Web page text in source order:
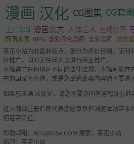
漫画 汉化 CG图集 CG套图
工口CG 漫画杂志 人体艺术 在线套图
韩国美图 RPG 全彩汉化漫画 全彩漫画 女优
茶花小站为非盈利站点，部分为原价经销，无利
行推广。同时无任何人员进行商业推广。
本站遵守任何地区不同的法律法规，本站可能存
在的国家不允许，或是您反感此类内容请不要进
如果您未满16周岁，请您不要访问有害您身心的
进入网站注册后即代表您愿意承担浏览本站带来
何连带责任。
帮助邮箱： ACG@USA.COM 搜索：茶花小站
贴吧：茶花小站